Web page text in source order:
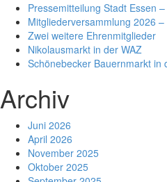
Pressemitteilung Stadt Essen
Mitgliederversammlung 2026
Zwei weitere Ehrenmitglieder
Nikolausmarkt in der WAZ
Schönebecker Bauernmarkt in
Archiv
Juni 2026
April 2026
November 2025
Oktober 2025